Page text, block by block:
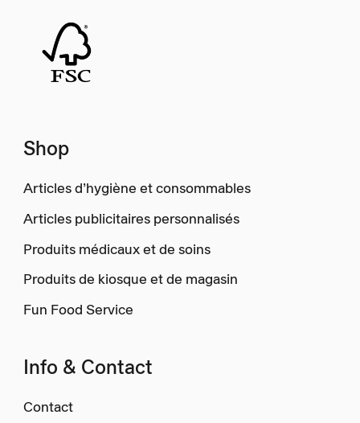
Shop
Articles d’hygiène et consommables
Articles publicitaires personnalisés
Produits médicaux et de soins
Produits de kiosque et de magasin
Fun Food Service
Info & Contact
Contact